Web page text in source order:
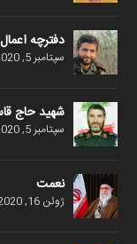
دفترچه اعمال
سپتامبر 5, 2020
شهید حاج
سپتامبر 5, 2020
نعمت
ژوئن 16, 2020